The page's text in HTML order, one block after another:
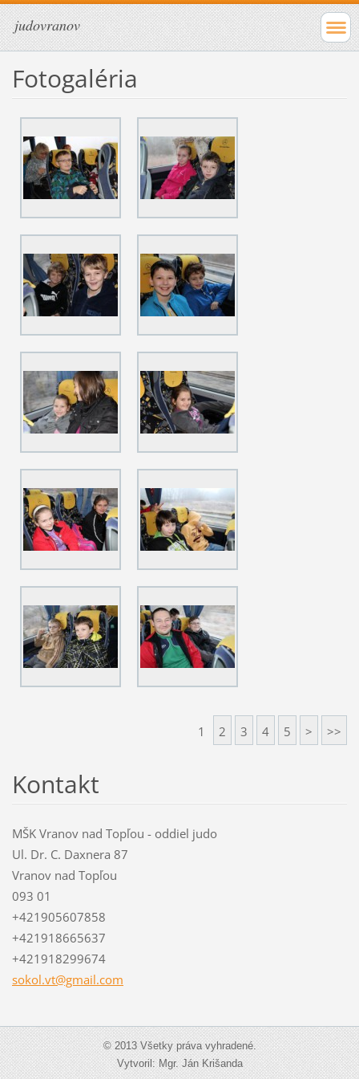
judovranov
Fotogaléria
1 2 3 4 5 > >>
Kontakt
MŠK Vranov nad Topľou - oddiel judo
Ul. Dr. C. Daxnera 87
Vranov nad Topľou
093 01
+421905607858
+421918665637
+421918299674
sokol.vt@gmail.com
© 2013 Všetky práva vyhradené.
Vytvoril: Mgr. Ján Krišanda